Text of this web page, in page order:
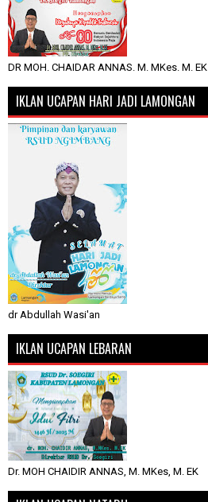
DR MOH. CHAIDAR ANNAS. M. MKes. M. EK
IKLAN UCAPAN HARI JADI LAMONGAN
dr Abdullah Wasi'an
IKLAN UCAPAN LEBARAN
Dr. MOH CHAIDIR ANNAS, M. MKes, M. EK